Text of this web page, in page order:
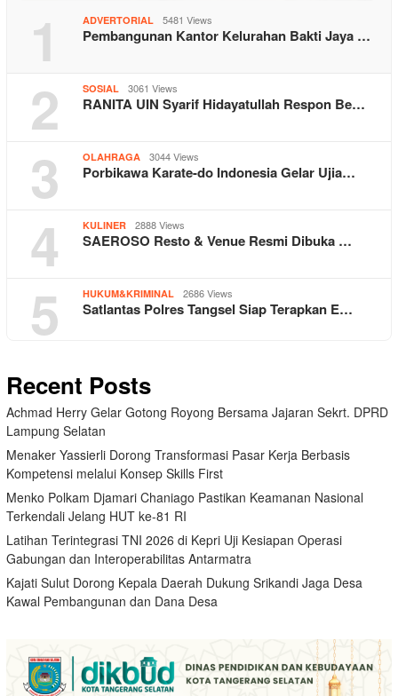
1 ADVERTORIAL 5481 Views
Pembangunan Kantor Kelurahan Bakti Jaya …
2 SOSIAL 3061 Views
RANITA UIN Syarif Hidayatullah Respon Be…
3 OLAHRAGA 3044 Views
Porbikawa Karate-do Indonesia Gelar Ujia…
4 KULINER 2888 Views
SAEROSO Resto & Venue Resmi Dibuka …
5 HUKUM&KRIMINAL 2686 Views
Satlantas Polres Tangsel Siap Terapkan E…
Recent Posts
Achmad Herry Gelar Gotong Royong Bersama Jajaran Sekrt. DPRD
Lampung Selatan
Menaker Yassierli Dorong Transformasi Pasar Kerja Berbasis
Kompetensi melalui Konsep Skills First
Menko Polkam Djamari Chaniago Pastikan Keamanan Nasional
Terkendali Jelang HUT ke-81 RI
Latihan Terintegrasi TNI 2026 di Kepri Uji Kesiapan Operasi
Gabungan dan Interoperabilitas Antarmatra
Kajati Sulut Dorong Kepala Daerah Dukung Srikandi Jaga Desa
Kawal Pembangunan dan Dana Desa